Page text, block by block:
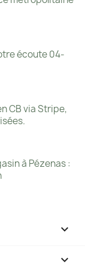
écoute 04-
CB via Stripe,
à Pézenas :

